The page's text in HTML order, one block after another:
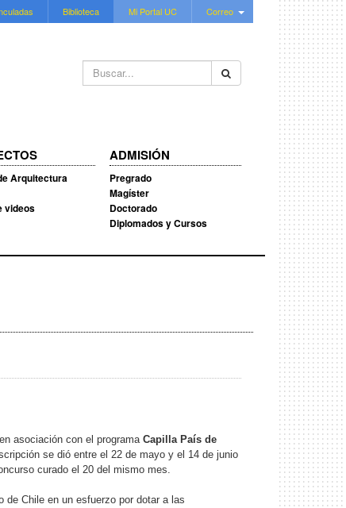
Biblioteca Mi Portal UC Correo
Buscar...
Arquitectura
videos
ADMISIÓN
Pregrado
Magíster
Doctorado
Diplomados y Cursos
asociación con el programa Capilla País de
se dió entre el 22 de mayo y el 14 de junio
curado el 20 del mismo mes.
de Chile en un esfuerzo por dotar a las